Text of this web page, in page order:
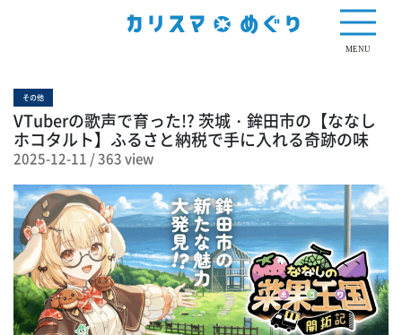
MENU
その他
VTuberの歌声で育った!? 茨城・鉾田市の【ななし
ホコタルト】ふるさと納税で手に入れる奇跡の味
2025-12-11 /363 view